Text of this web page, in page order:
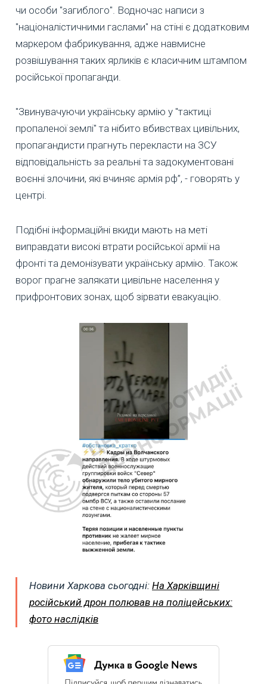
чи особи "загиблого". Водночас написи з
"націоналістичними гаслами" на стіні є додатковим
маркером фабрикування, адже навмисне
розвішування таких ярликів є класичним штампом
російської пропаганди.
"Звинувачуючи українську армію у "тактиці
пропаленої землі" та нібито вбивствах цивільних,
пропагандисти прагнуть перекласти на ЗСУ
відповідальність за реальні та задокументовані
воєнні злочини, які вчиняє армія рф”, - говорять у
центрі.
Подібні інформаційні вкиди мають на меті
виправдати високі втрати російської армії на
фронті та демонізувати українську армію. Також
ворог прагне залякати цивільне населення у
прифронтових зонах, щоб зірвати евакуацію.
Новини Харкова сьогодні: На Харківщині
російський дрон полював на поліцейських:
фото наслідків